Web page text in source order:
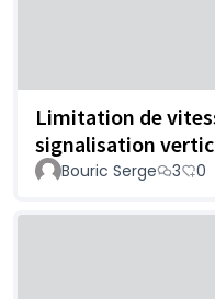
Limitation de
signalisation
Bouric Serge 3 0